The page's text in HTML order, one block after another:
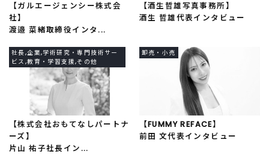
【ガルエージェンシー株式会
社】
渡邉 菜緒取締役インタ...
【酒生哲雄写真事務所】
酒生 哲雄代表インタビュー
社長,企業,学術研究・専門技術サー
ビス,教育・学習支援,その他
【株式会社おもてなしパートナ
ーズ】
片山 祐子社長イン...
卸売・小売
【FUMMY REFACE】
前田 文代表インタビュー